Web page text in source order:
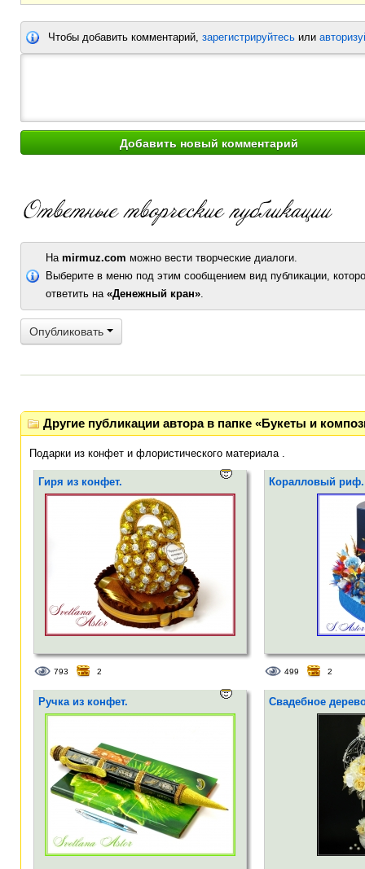
Чтобы добавить комментарий, зарегистрируйтесь или
На mirmuz.com можно вести творческие диалоги.
Выберите в меню под этим сообщением вид публикации,
ответить на «Денежный кран».
Опубликовать
Другие публикации автора в папке «Букеты и
Подарки из конфет и флористического материала .
Гиря из конфет.
793 2
Коралловый риф.
499 2
Ручка из конфет. Свадебное